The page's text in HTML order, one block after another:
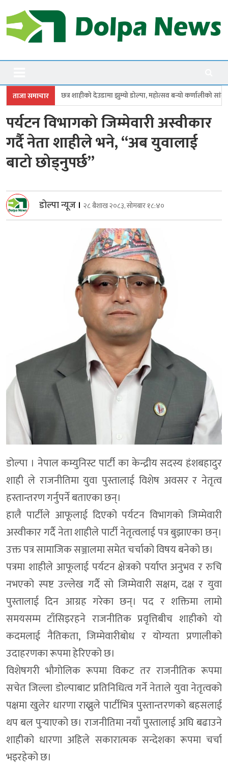
to
content
Dolpanews
ताजा समाचार
देउडामा झुम्यो डोल्पा, महोत्सव बन्यो कर्णालीको सांगीतिक उत्सव
पर्यटन विभागको जिम्मेवारी अस्वीकार
गर्दै नेता शाहीले भने, “अब युवालाई
बाटो छोड्नुपर्छ”
डोल्पा न्यूज । २८ बैशाख २०८३, सोमबार १८:४०
डोल्पा । नेपाल कम्युनिस्ट पार्टी का केन्द्रीय सदस्य हंशबहादुर
शाही ले राजनीतिमा युवा पुस्तालाई विशेष अवसर र नेतृत्व
हस्तान्तरण गर्नुपर्ने बताएका छन्।
हालै पार्टीले आफूलाई दिएको पर्यटन विभागको जिम्मेवारी
अस्वीकार गर्दै नेता शाहीले पार्टी नेतृत्वलाई पत्र बुझाएका छन्।
उक्त पत्र सामाजिक सञ्जालमा समेत चर्चाको विषय बनेको छ।
पत्रमा शाहीले आफूलाई पर्यटन क्षेत्रको पर्याप्त अनुभव र रुचि
नभएको स्पष्ट उल्लेख गर्दै सो जिम्मेवारी सक्षम, दक्ष र युवा
पुस्तालाई दिन आग्रह गरेका छन्। पद र शक्तिमा लामो
समयसम्म टाँसिइरहने राजनीतिक प्रवृत्तिबीच शाहीको यो
कदमलाई नैतिकता, जिम्मेवारीबोध र योग्यता प्रणालीको
उदाहरणका रूपमा हेरिएको छ।
विशेषगरी भौगोलिक रूपमा विकट तर राजनीतिक रूपमा
सचेत जिल्ला डोल्पाबाट प्रतिनिधित्व गर्ने नेताले युवा नेतृत्वको
पक्षमा खुलेर धारणा राख्नुले पार्टीभित्र पुस्तान्तरणको बहसलाई
थप बल पुर्‍याएको छ। राजनीतिमा नयाँ पुस्तालाई अघि बढाउने
शाहीको धारणा अहिले सकारात्मक सन्देशका रूपमा चर्चा
भइरहेको छ।